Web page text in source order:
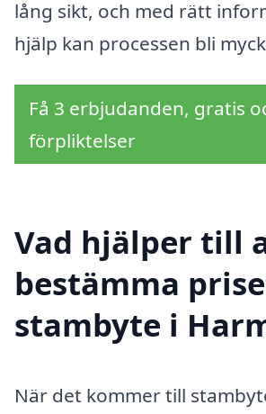
lång sikt, och med rätt
hjälp kan processen bli
Få 3 erbjudanden, gratis
förpliktelser
Vad hjälper till
bestämma
stambyte i
När det kommer till